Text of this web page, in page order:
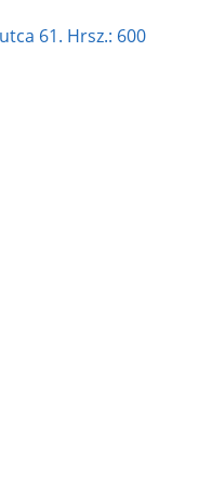
61. Hrsz.: 600